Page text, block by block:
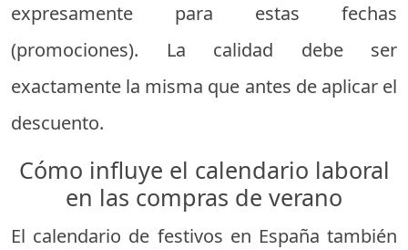
expresamente para estas fechas
(promociones). La calidad debe ser
exactamente la misma que antes de aplicar el
descuento.
Cómo influye el calendario laboral
en las compras de verano
El calendario de festivos en España también